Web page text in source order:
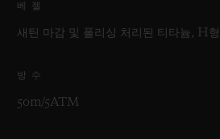
베젤
새틴 마감 및 폴리싱 처리된 티타늄, H
방수
50m/5ATM